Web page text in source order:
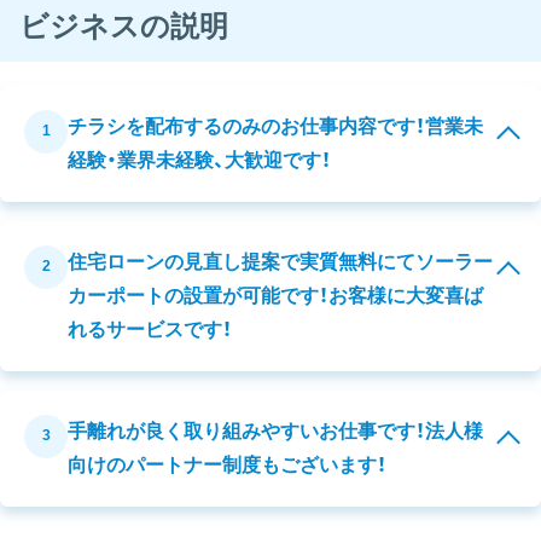
ビジネスの説明
1
チラシを配布するのみのお仕事内容です！営業未
経験・業界未経験、大歓迎です！
2
住宅ローンの見直し提案で実質無料にてソーラー
カーポートの設置が可能です！お客様に大変喜ば
れるサービスです！
3
手離れが良く取り組みやすいお仕事です！法人様
向けのパートナー制度もございます！